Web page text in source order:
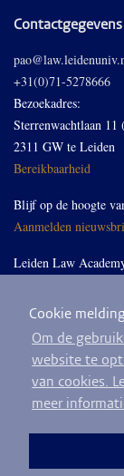
Cookie
Om de
website te
van cookies.
meer
Contactgegevens
+31(0)71-5278666
Bezoekadres:
Sterrenwachtlaan 11
2311 GW te Leiden
Bereikbaarheid
Blijf op de hoogte
Aanmelden
Leiden Law
Volg ons op
© 2026
Privacyverklaring